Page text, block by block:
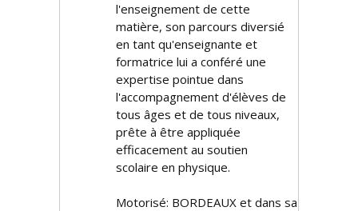
l'enseignement de cette
matière, son parcours diversifié
en tant qu'enseignante et
formatrice lui a conféré une
expertise pointue dans
l'accompagnement d'élèves de
tous âges et de tous niveaux,
prête à être appliquée
efficacement au soutien
scolaire en physique.
Motorisé: BORDEAUX et dans sa